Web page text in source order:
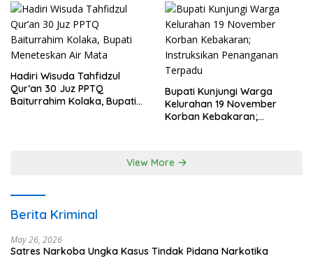
Hadiri Wisuda Tahfidzul
Qur’an 30 Juz PPTQ
Baiturrahim Kolaka, Bupati
Bupati Kunjungi Warga
Kelurahan 19 November
Korban Kebakaran;
View More
Berita Kriminal
May 26, 2026
Satres Narkoba Ungka Kasus Tindak Pidana Narkotika